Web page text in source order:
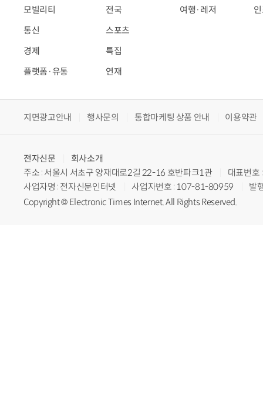
모빌리티
통신
경제
플랫폼·유통
전국
스포츠
특집
연재
여행·레저
지면광고안내 행사문의 통합마케팅 상품 안내 이용약관
전자신문
회사소개
주소 : 서울시 서초구 양재대로2길 22-16 호반파크1관
대표번
사업자명 : 전자신문인터넷
사업자번호 : 107-81-80959
발
Copyright © Electronic Times Internet. All Rights Reserved.